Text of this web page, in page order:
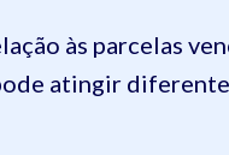
às parcelas
atingir